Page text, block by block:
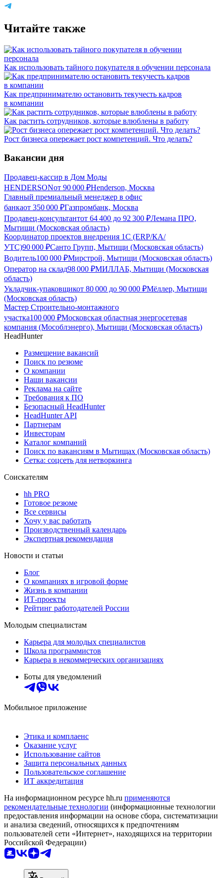
Читайте также
Как использовать тайного покупателя‎ в обучении персонала
Как предпринимателю остановить текучесть кадров
в компании
Как растить сотрудников, которые влюблены в работу
Рост бизнеса опережает рост компетенций. Что делать?
Вакансии дня
Продавец-кассир в Дом Моды
HENDERSONот 90 000 ₽Henderson, Москва
Главный премиальный менеджер в офис
банкаот 350 000 ₽Газпромбанк, Москва
Продавец-консультантот 64 400 до 92 300 ₽Лемана ПРО,
Мытищи (Московская область)
Координатор проектов внедрения 1С (ERP/КА/
УТС)90 000 ₽Санто Групп, Мытищи (Московская область)
Водитель100 000 ₽Мирстрой, Мытищи (Московская область)
Оператор на склад98 000 ₽МИЛЛАБ, Мытищи (Московская
область)
Укладчик-упаковщикот 80 000 до 90 000 ₽Мёллер, Мытищи
(Московская область)
Мастер Строительно-монтажного
участка100 000 ₽Московская областная энергосетевая
компания (Мособлэнерго), Мытищи (Московская область)
HeadHunter
Размещение вакансий
Поиск по резюме
О компании
Наши вакансии
Реклама на сайте
Требования к ПО
Безопасный HeadHunter
HeadHunter API
Партнерам
Инвесторам
Каталог компаний
Поиск по вакансиям в Мытищах (Московская область)
Сетка: соцсеть для нетворкинга
Соискателям
hh PRO
Готовое резюме
Все сервисы
Хочу у вас работать
Производственный календарь
Экспертная рекомендация
Новости и статьи
Блог
О компаниях в игровой форме
Жизнь в компании
ИТ-проекты
Рейтинг работодателей России
Молодым специалистам
Карьера для молодых специалистов
Школа программистов
Карьера в некоммерческих организациях
Боты для уведомлений
Мобильное приложение
Этика и комплаенс
Оказание услуг
Использование сайтов
Защита персональных данных
Пользовательское соглашение
ИТ аккредитация
На информационном ресурсе hh.ru применяются
рекомендательные технологии (информационные технологии
предоставления информации на основе сбора, систематизации
и анализа сведений, относящихся к предпочтениям
пользователей сети «Интернет», находящихся на территории
Российской Федерации)